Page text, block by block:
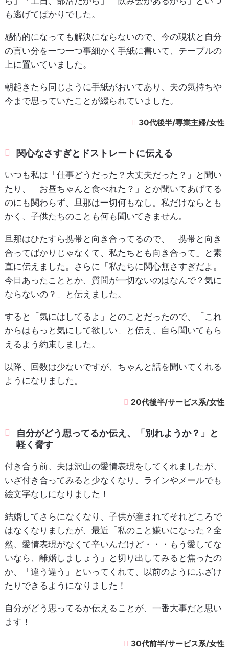
も逃げてばかりでした。
感情的になっても解決にならないので、今の現状と自分
の言い分を一つ一つ事細かく手紙に書いて、テーブルの
上に置いていました。
朝起きたら同じように手紙がおいてあり、夫の気持ちや
今まで思っていたことが綴られていました。
30代後半/専業主婦/女性
関心なさすぎとドストレートに伝える
いつも私は「仕事どうだった？大丈夫だった？」と聞い
たり、「お昼ちゃんと食べれた？」とか聞いてあげてる
のにも関わらず、旦那は一切何もなし。私だけならとも
かく、子供たちのことも何も聞いてきません。
旦那はひたすら携帯と向き合ってるので、「携帯と向き
合ってばかりじゃなくて、私たちとも向き合って」と素
直に伝えました。さらに「私たちに関心無さすぎだよ。
今日あったこととか、質問が一切ないのはなんで？気に
ならないの？」と伝えました。
すると「気にはしてるよ」とのことだったので、「これ
からはもっと気にして欲しい」と伝え、自ら聞いてもら
えるよう約束しました。
以降、回数は少ないですが、ちゃんと話を聞いてくれる
ようになりました。
20代後半/サービス系/女性
自分がどう思ってるか伝え、「別れようか？」と
軽く脅す
付き合う前、夫は沢山の愛情表現をしてくれましたが、
いざ付き合ってみると少なくなり、ラインやメールでも
絵文字なしになりました！
結婚してさらになくなり、子供が産まれてそれどころで
はなくなりましたが、最近「私のこと嫌いになった？全
然、愛情表現がなくて辛いんだけど・・・もう愛してな
いなら、離婚しましょう」と切り出してみると焦ったの
か、「違う違う」といってくれて、以前のようにふざけ
たりできるようになりました！
自分がどう思ってるか伝えることが、一番大事だと思い
ます！
30代前半/サービス系/女性